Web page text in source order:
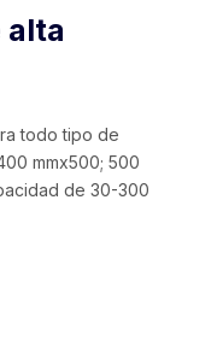
alta
todo tipo de
mmx500; 500
de 30-300